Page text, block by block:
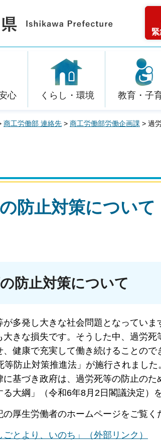
心 くらし・環境 教育・子
商工労働部 連絡先 > 商工労働部労働企画課 > 過
防止対策について
防止対策について
多発し大きな社会問題となってい
大きな損失です。そうした中、過労
、健康で充実して働き続けることの
防止対策推進法」が施行されました
基づき政府は、過労死等の防止の
大綱」（令和6年8月2日閣議決定）
厚生労働者のホームページをご覧く
とより、いのち」（外部リンク）